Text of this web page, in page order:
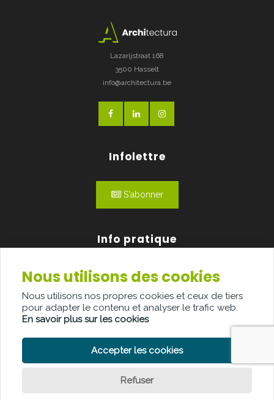
Lazarijstraat 168
3500 Hasselt
info@architectura.be
Infolettre
S'abonner
Info pratique
Qui sommes-nous?
Publicité
Contact
Nous utilisons des cookies
Nous utilisons nos propres cookies et ceux de tiers
pour adapter le contenu et analyser le trafic web.
En savoir plus sur les cookies
Accepter les cookies
Refuser